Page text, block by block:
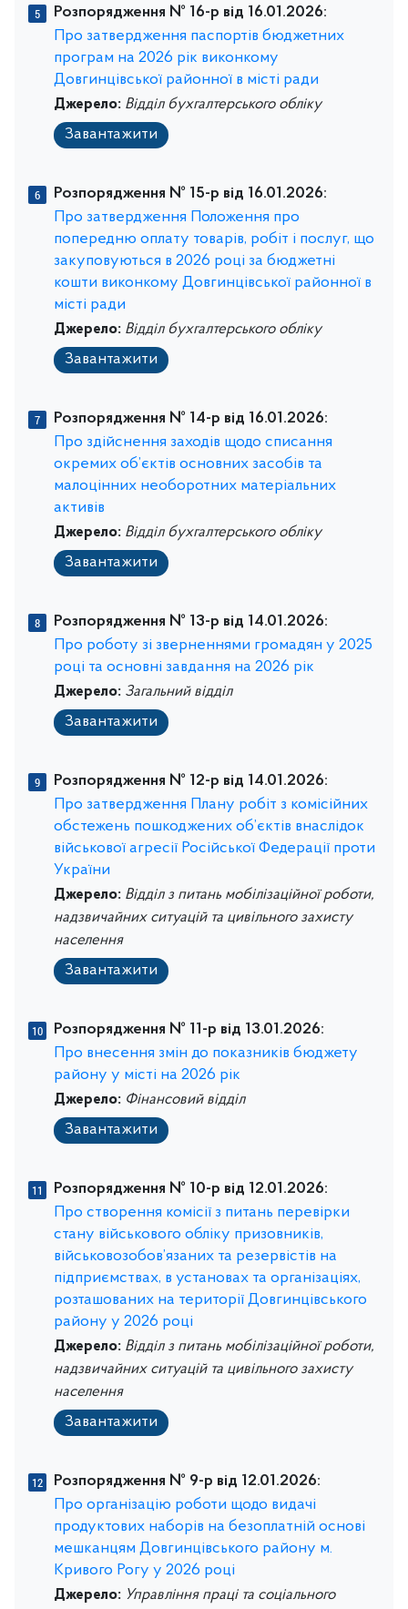
Розпорядження № 16-р від 16.01.2026:
Про затвердження паспортів бюджетних
програм на 2026 рік виконкому
Довгинцівської районної в місті ради
Джерело: Відділ бухгалтерського обліку
Завантажити
Розпорядження № 15-р від 16.01.2026:
Про затвердження Положення про
попередню оплату товарів, робіт і послуг, що
закуповуються в 2026 році за бюджетні
кошти виконкому Довгинцівської районної в
місті ради
Джерело: Відділ бухгалтерського обліку
Завантажити
Розпорядження № 14-р від 16.01.2026:
Про здійснення заходів щодо списання
окремих об’єктів основних засобів та
малоцінних необоротних матеріальних
активів
Джерело: Відділ бухгалтерського обліку
Завантажити
Розпорядження № 13-р від 14.01.2026:
Про роботу зі зверненнями громадян у 2025
році та основні завдання на 2026 рік
Джерело: Загальний відділ
Завантажити
Розпорядження № 12-р від 14.01.2026:
Про затвердження Плану робіт з комісійних
обстежень пошкоджених об’єктів внаслідок
військової агресії Російської Федерації проти
України
Джерело: Відділ з питань мобілізаційної роботи,
надзвичайних ситуацій та цивільного захисту
населення
Завантажити
Розпорядження № 11-р від 13.01.2026:
Про внесення змін до показників бюджету
району у місті на 2026 рік
Джерело: Фінансовий відділ
Завантажити
Розпорядження № 10-р від 12.01.2026:
Про створення комісії з питань перевірки
стану військового обліку призовників,
військовозобов’язаних та резервістів на
підприємствах, в установах та організаціях,
розташованих на території Довгинцівського
району у 2026 році
Джерело: Відділ з питань мобілізаційної роботи,
надзвичайних ситуацій та цивільного захисту
населення
Завантажити
Розпорядження № 9-р від 12.01.2026:
Про організацію роботи щодо видачі
продуктових наборів на безоплатній основі
мешканцям Довгинцівського району м.
Кривого Рогу у 2026 році
Джерело: Управління праці та соціального